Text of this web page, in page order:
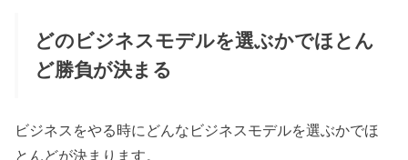
どのビジネスモデルを選ぶかでほとん
ど勝負が決まる
ビジネスをやる時にどんなビジネスモデルを選ぶかでほ
とんどが決まります。